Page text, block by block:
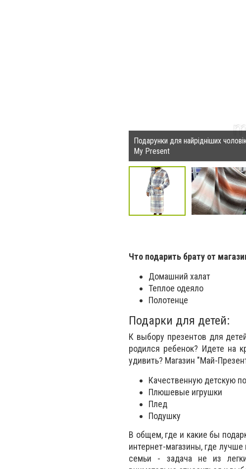
Подарунки для найрідніших
My Present
Что подарить брату от
Домашний халат
Теплое одеяло
Полотенце
Подарки для детей:
К выбору презентов для
родился ребенок? Идете на
удивить? Магазин "Май-
Качественную детскую
Плюшевые игрушки
Плед
Подушку
В общем, где и какие бы
интернет-магазины, где
семьи - задача не из